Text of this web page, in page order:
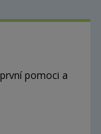
pomoci a